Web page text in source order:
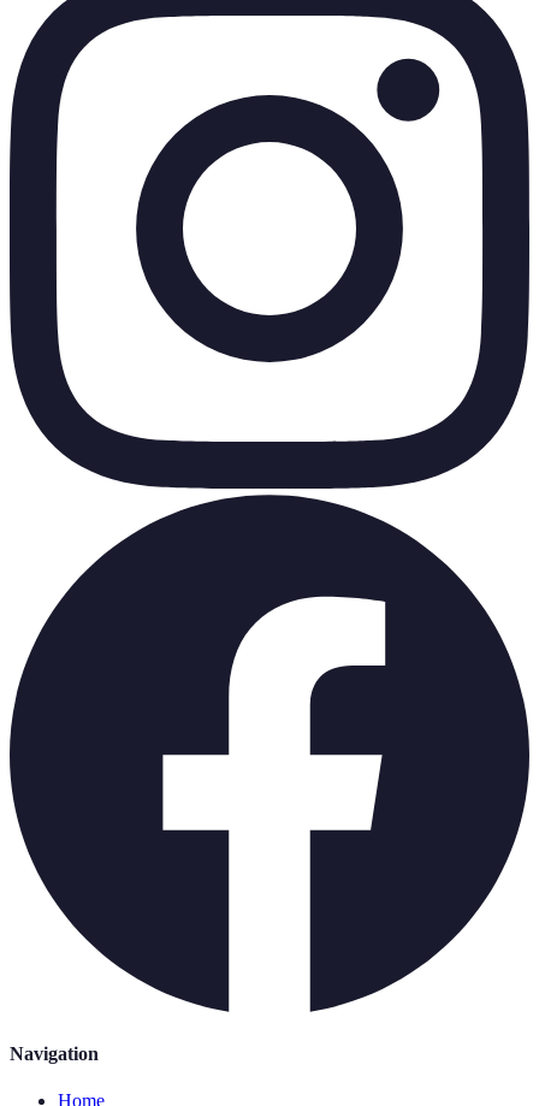
Navigation
Home